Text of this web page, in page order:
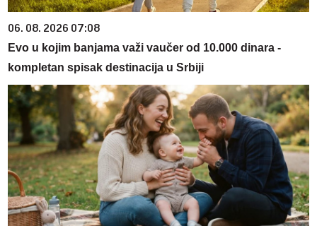
06. 08. 2026 07:08
Evo u kojim banjama važi vaučer od 10.000 dinara -
kompletan spisak destinacija u Srbiji